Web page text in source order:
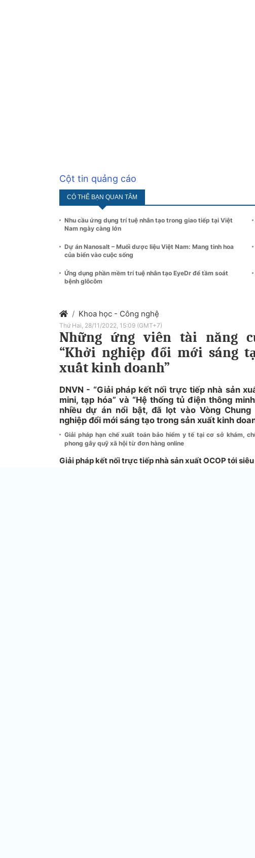
Cột tin quảng cáo
CÓ THỂ BẠN QUAN TÂM
Nhu cầu ứng dụng trí tuệ nhân tạo trong giao tiếp tại Việt
Nam ngày càng lớn
Dự án Nanosalt – Muối dược liệu Việt Nam: Mang tinh hoa
của biển vào cuộc sống
Ứng dụng phần mềm trí tuệ nhân tạo EyeDr để tầm soát
bệnh glôcôm
Khoa học - Công nghệ
Thứ Hai, 28/11/2022, 15:09 (GMT+7)
Những ứng viên tài năng
“Khởi nghiệp đổi mới sáng
xuất kinh doanh”
DNVN - “Giải pháp kết nối trực tiếp nhà sản
mini, tạp hóa” và “Hệ thống tủ điện thông
nhiều dự án nổi bật, đã lọt vào Vòng
nghiệp đổi mới sáng tạo trong sản xuất kinh
Giải pháp hạn chế xuất toán bảo hiểm y tế tại cơ sở khám,
phong gây quỹ xã hội từ đơn hàng online
Giải pháp kết nối trực tiếp nhà sản xuất OCOP tới